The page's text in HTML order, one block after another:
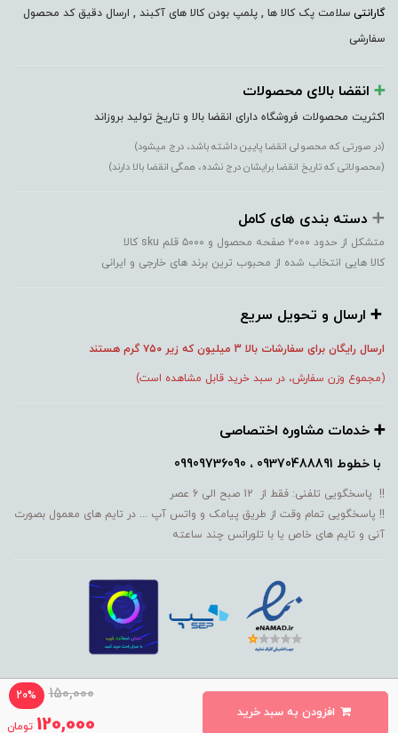
150,000
20%
120,000 تومان
گارانتی سلامت پک کالا ها , پلمپ بودن کالا های آکبند , ارسال دقیق کد محصول
سفارشی
➕️ انقضا بالای محصولات
اکثریت محصولات فروشگاه دارای انقضا بالا و تاریخ تولید بروزاند
(در صورتی که محصولی انقضا پایین داشته باشد، درج میشود)
(محصولاتی که تاریخ انقضا برایشان درج نشده، همگی انقضا بالا دارند)
➕️ دسته بندی های کامل
متشکل از حدود ۲۰۰۰ صفحه محصول و ۵۰۰۰ قلم sku کالا
کالا هایی انتخاب شده از محبوب ترین برند های خارجی و ایرانی
➕️ ارسال و تحویل سریع
ارسال رایگان برای سفارشات بالا 3 میلیون که زیر ۷۵۰ گرم هستند
(مجموع وزن سفارش، در سبد خرید قابل مشاهده است)
➕️ خدمات مشاوره اختصاصی
با خطوط 09370488891 ، 09909736090
!! پاسخگویی تلفنی: فقط از 12 صبح الی 6 عصر
!! پاسخگویی تمام وقت از طریق پیامک و واتس آپ ... در تایم های معمول بصورت
آنی و تایم های خاص یا با تلورانس چند ساعته
ساخت سایت توسط MM